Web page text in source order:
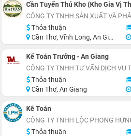
Cần Tuyển Thủ Kho (Kho Gia Vị
CÔNG TY TNHH SẢN XUẤT VÀ
Thỏa thuận
Cần Thơ, Vĩnh Long, An Giang, Kiên Giang, Đồng Tháp, Hậu Giang
Kế Toán Trưởng - An Giang
Thỏa thuận
Cần Thơ, An Giang
Kê Toán
CÔNG TY TNHH LỘC PHONG
Thỏa thuận